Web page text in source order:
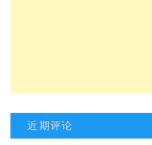
近期评论